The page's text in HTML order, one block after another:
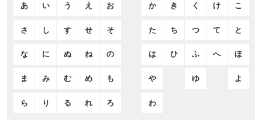
あ い う え お か き く け こ
さ し す せ そ た ち つ て と
な に ぬ ね の は ひ ふ へ ほ
ま み む め も や ゆ よ
ら り る れ ろ わ